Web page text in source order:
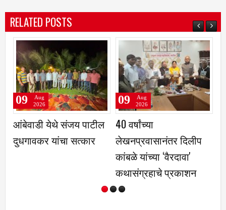
RELATED POSTS
आंबेवाडी येथे संजय पाटील
दुधगावकर यांचा सत्कार
09
Aug
2026
40 वर्षांच्या
लेखनप्रवासानंतर दिलीप
कांबळे यांच्या ‌‘वैरदावा'
कथासंग्रहाचे प्रकाशन
09
Aug
2026